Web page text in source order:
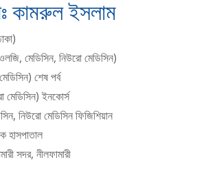
কামরুল ইসলাম
মেডিসিন, নিউরো মেডিসিন)
শেষ পর্ব
মেডিসিন) ইনকোর্স
নিউরো মেডিসিন ফিজিশিয়ান
হাসপাতাল
সদর, নীলফামারী